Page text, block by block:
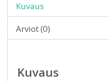
Kuvaus
Arviot (0)
Kuvaus